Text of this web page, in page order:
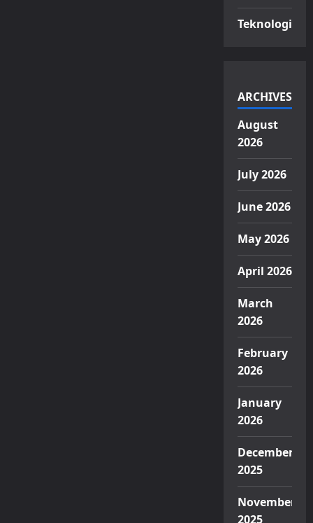
Teknologi
ARCHIVES
August
2026
July 2026
June 2026
May 2026
April 2026
March
2026
February
2026
January
2026
December
2025
November
2025